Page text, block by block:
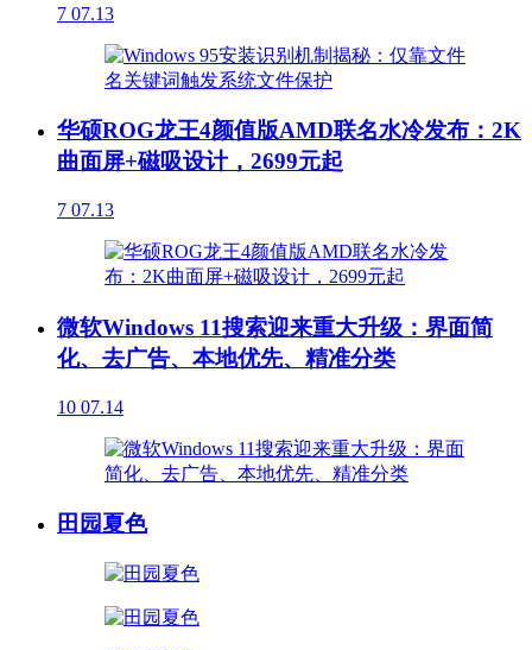
7 07.13
华硕ROG龙王4颜值版AMD联名水冷发布：2K
曲面屏+磁吸设计，2699元起
7 07.13
微软Windows 11搜索迎来重大升级：界面简
化、去广告、本地优先、精准分类
10 07.14
田园夏色